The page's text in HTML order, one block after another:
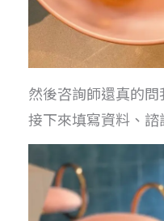
然後咨詢師還真的
接下來填寫資料、諮